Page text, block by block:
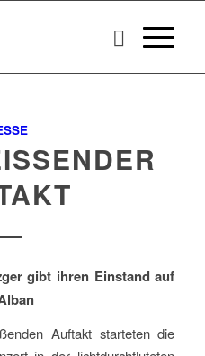
A
gibt ihren Einstand auf
Auftakt starteten die